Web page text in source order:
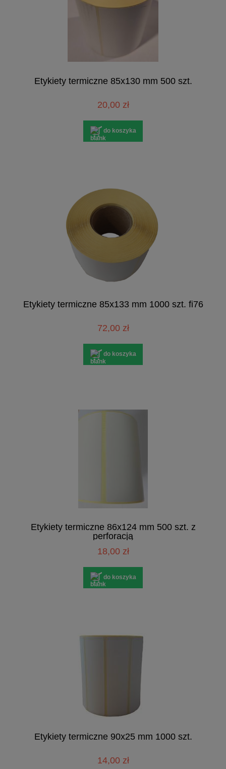
Etykiety termiczne 85x130 mm 500 szt.
20,00 zł
do koszyka
Etykiety termiczne 85x133 mm 1000 szt. fi76
72,00 zł
do koszyka
Etykiety termiczne 86x124 mm 500 szt. z
perforacją
18,00 zł
do koszyka
Etykiety termiczne 90x25 mm 1000 szt.
14,00 zł